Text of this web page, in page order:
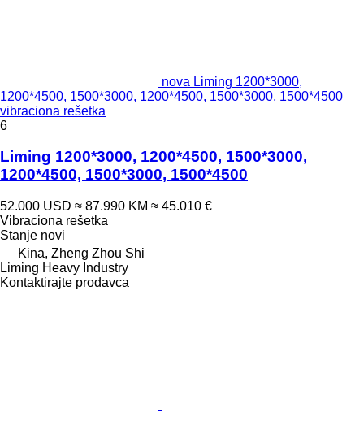
nova Liming 1200*3000,
1200*4500, 1500*3000, 1200*4500, 1500*3000, 1500*4500
vibraciona rešetka
6
Liming 1200*3000, 1200*4500, 1500*3000,
1200*4500, 1500*3000, 1500*4500
52.000 USD ≈ 87.990 KM ≈ 45.010 €
Vibraciona rešetka
Stanje novi
Kina, Zheng Zhou Shi
Liming Heavy Industry
Kontaktirajte prodavca